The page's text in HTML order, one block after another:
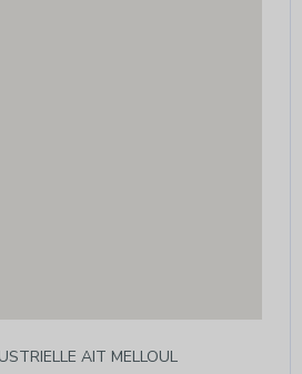
AIT MELLOUL